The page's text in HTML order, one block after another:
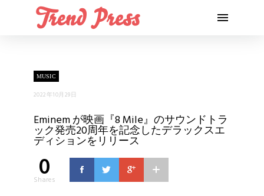
MUSIC
2022年10月29日
Eminem が映画『8 Mile』のサウンドトラ
ック発売20周年を記念したデラックスエ
ディションをリリース
0
Shares